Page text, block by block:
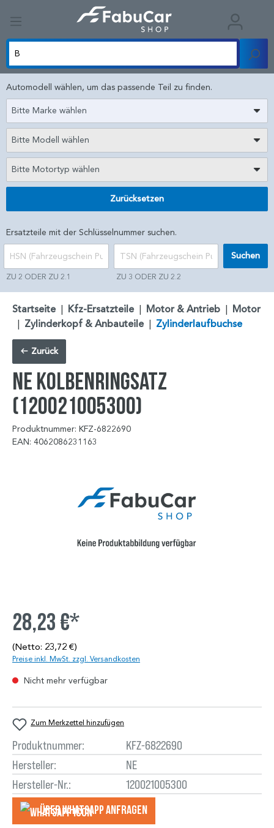
Automodell wählen, um das passende Teil zu finden.
Bitte Marke wählen
Bitte Modell wählen
Bitte Motortyp wählen
Zurücksetzen
Ersatzteile mit der Schlüsselnummer suchen.
ZU 2 ODER ZU 2.1 ZU 3 ODER ZU 2.2
Suchen
Startseite | Kfz-Ersatzteile | Motor & Antrieb | Motor
| Zylinderkopf & Anbauteile | Zylinderlaufbuchse
Zurück
NE Kolbenringsatz
(120021005300)
Produktnummer: KFZ-6822690
EAN: 4062086231163
28,23 €*
(Netto: 23,72 €)
Preise inkl. MwSt. zzgl. Versandkosten
Nicht mehr verfügbar
Zum Merkzettel hinzufügen
Produktnummer:
KFZ-6822690
Hersteller:
NE
Hersteller-Nr.:
120021005300
Über WhatsApp anfragеn